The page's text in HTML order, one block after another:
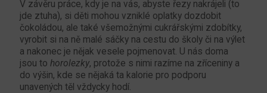
V závěru práce, kdy je na vás, abyste řezy nakrájeli (to
jde ztuha), si děti mohou vzniklé oplatky dozdobit
čokoládou, ale také všemožnými cukrářskými zdobítky,
vyrobit si na ně malé sáčky na cestu do školy či na výlet
a nakonec je nějak vesele pojmenovat. U nás doma
jsou to horolezky, protože s nimi razíme na zříceniny a
do výšin, kde se nějaká ta kalorie pro podporu
unavených těl vždycky hodí.